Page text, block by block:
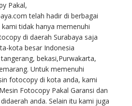
Pakal,
telah hadir di berbagai
tidak hanya memenuhi
di daerah Surabaya saja
kota besar Indonesia
bekasi,Purwakarta,
Untuk memenuhi
fotocopy di kota anda, kami
Fotocopy Pakal Garansi dan
anda. Selain itu kami juga